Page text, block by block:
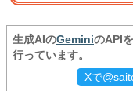
生成AIのGeminiのAPI
行っています。
Xで